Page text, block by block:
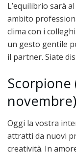
L’equilibrio sarà
ambito
clima con i
un gesto gentile
il partner. Siate
Scorpione
novembre)
Oggi la vostra
attratti da nuovi
creatività. In